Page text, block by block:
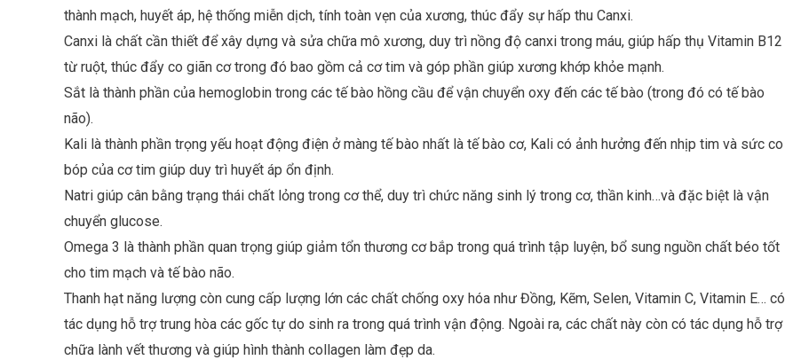
thành mạch, huyết áp, hệ thống miễn dịch, tính toàn vẹn của xương, thúc đẩy sự hấp thu Canxi.
Canxi là chất cần thiết để xây dựng và sửa chữa mô xương, duy trì nồng độ canxi trong máu, giúp hấp thụ Vitamin B12
từ ruột, thúc đẩy co giãn cơ trong đó bao gồm cả cơ tim và góp phần giúp xương khớp khỏe mạnh.
Sắt là thành phần của hemoglobin trong các tế bào hồng cầu để vận chuyển oxy đến các tế bào (trong đó có tế bào
não).
Kali là thành phần trọng yếu hoạt động điện ở màng tế bào nhất là tế bào cơ, Kali có ảnh hưởng đến nhịp tim và sức co
bóp của cơ tim giúp duy trì huyết áp ổn định.
Natri giúp cân bằng trạng thái chất lỏng trong cơ thể, duy trì chức năng sinh lý trong cơ, thần kinh…và đặc biệt là vận
chuyển glucose.
Omega 3 là thành phần quan trọng giúp giảm tổn thương cơ bắp trong quá trình tập luyện, bổ sung nguồn chất béo tốt
cho tim mạch và tế bào não.
Thanh hạt năng lượng còn cung cấp lượng lớn các chất chống oxy hóa như Đồng, Kẽm, Selen, Vitamin C, Vitamin E… có
tác dụng hỗ trợ trung hòa các gốc tự do sinh ra trong quá trình vận động. Ngoài ra, các chất này còn có tác dụng hỗ trợ
chữa lành vết thương và giúp hình thành collagen làm đẹp da.